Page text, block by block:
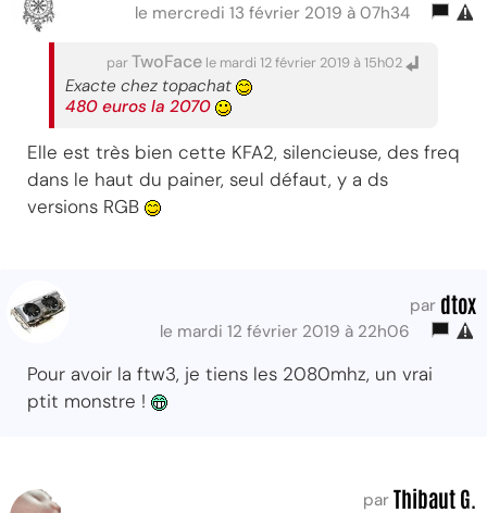
le mercredi 13 février 2019 à 07h34
parTwoFace le mardi 12 février 2019 à 15h02
Exacte chez topachat
480 euros la 2070
Elle est très bien cette KFA2, silencieuse, des freq
dans le haut du painer, seul défaut, y a ds
versions RGB
par dtox
le mardi 12 février 2019 à 22h06
Pour avoir la ftw3, je tiens les 2080mhz, un vrai
ptit monstre !
par Thibaut G.